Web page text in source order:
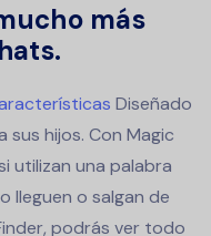
más
Diseñado
sus hijos. Con Magic
utilizan una palabra
lleguen o salgan de
podrás ver todo